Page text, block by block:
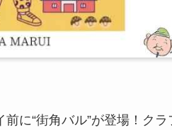
に“街角バル”が登場！ク